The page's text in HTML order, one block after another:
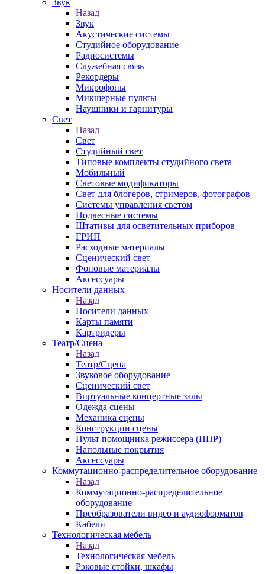
Звук
Назад
Звук
Акустические системы
Студийное оборудование
Радиосистемы
Служебная связь
Рекордеры
Микрофоны
Микшерные пульты
Наушники и гарнитуры
Свет
Назад
Свет
Студийный свет
Типовые комплекты студийного света
Мобильный
Световые модификаторы
Свет для блогеров, стримеров, фотографов
Системы управления светом
Подвесные системы
Штативы для осветительных приборов
ГРИП
Расходные материалы
Сценический свет
Фоновые материалы
Аксессуары
Носители данных
Назад
Носители данных
Карты памяти
Картридеры
Театр/Сцена
Назад
Театр/Сцена
Звуковое оборудование
Сценический свет
Виртуальные концертные залы
Одежда сцены
Механика сцены
Конструкции сцены
Пульт помощника режиссера (ППР)
Напольные покрытия
Аксессуары
Коммутационно-распределительное оборудование
Назад
Коммутационно-распределительное
оборудование
Преобразователи видео и аудиоформатов
Кабели
Технологическая мебель
Назад
Технологическая мебель
Рэковые стойки, шкафы